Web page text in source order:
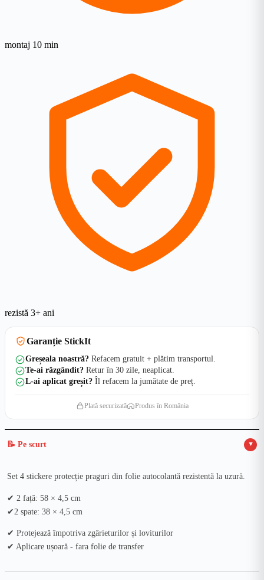
montaj 10 min
rezistă 3+ ani
Garanție StickIt
Greșeala noastră? Refacem gratuit + plătim transportul.
Te-ai răzgândit? Retur în 30 zile, neaplicat.
L-ai aplicat greșit? Îl refacem la jumătate de preț.
Plată securizată Produs în România
📝 Pe scurt ▲
Set 4 stickere protecție praguri din folie autocolantă rezistentă la uzură.
✔ 2 față: 58 × 4,5 cm
✔2 spate: 38 × 4,5 cm
✔ Protejează împotriva zgârieturilor și loviturilor
✔ Aplicare ușoară - fara folie de transfer